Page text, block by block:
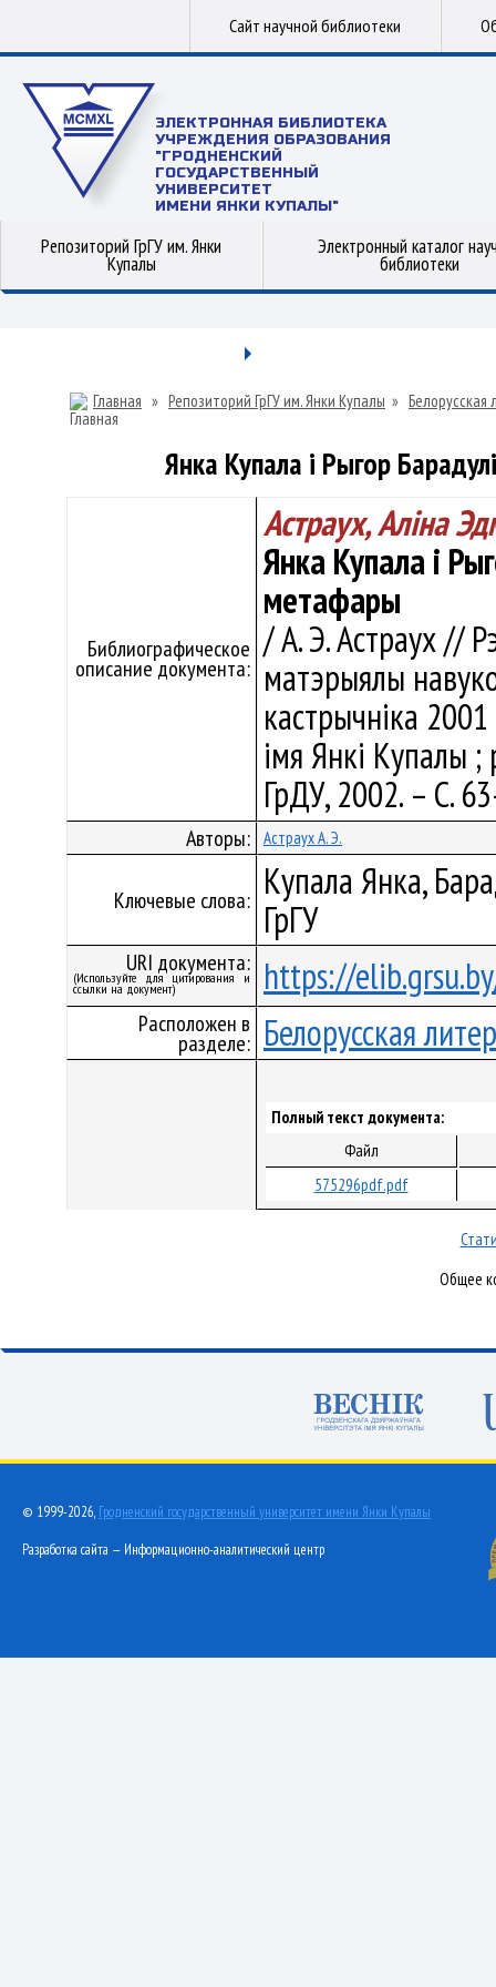
Сайт научной библиотеки
ЭЛЕКТРОННАЯ БИБЛИОТЕКА
УЧРЕЖДЕНИЯ ОБРАЗОВАНИЯ
"ГРОДНЕНСКИЙ
ГОСУДАРСТВЕННЫЙ
УНИВЕРСИТЕТ
ИМЕНИ ЯНКИ КУПАЛЫ"
Репозиторий ГрГУ им. Янки
Купалы
Электронный каталог
библиотеки
Главная » Репозиторий ГрГУ им. Янки Купалы » Белорусская
Янка Купала і Рыгор
Библиографическое
описание документа:
Астраух, Алiна
Янка Купала і
метафары
/ А. Э. Астраух //
матэрыялы
кастрычнiка
iмя Янкі Купалы ;
ГрДУ, 2002. – С.
Авторы: Астраух А. Э.
Ключевые слова: Купала Янка,
ГрГУ
URI документа:
(Используйте для цитирования и
ссылки на документ) https://
Расположен в
разделе: Белорусская
Полный текст документа:
Файл
575296pdf.pdf
Общее
© 1999-2026, Гродненский государственный университет имени Янки Купалы
Разработка сайта — Информационно-аналитический центр